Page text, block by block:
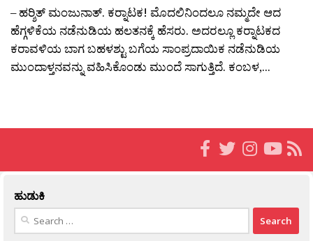
– ಹರ‍್ಶಿತ್ ಮಂಜುನಾತ್. ಕರ‍್ನಾಟಕ! ಮೊದಲಿನಿಂದಲೂ ನಮ್ಮದೇ ಆದ
ಹೆಗ್ಗಳಿಕೆಯ ನಡೆನುಡಿಯ ಹಲತನಕ್ಕೆ ಹೆಸರು. ಅದರಲ್ಲೂ ಕರ‍್ನಾಟಕದ
ಕರಾವಳಿಯ ಬಾಗ ಬಹಳಶ್ಟು ಬಗೆಯ ಸಾಂಪ್ರದಾಯಿಕ ನಡೆನುಡಿಯ
ಮುಂದಾಳ್ತನವನ್ನು ವಹಿಸಿಕೊಂಡು ಮುಂದೆ ಸಾಗುತ್ತಿದೆ. ಕಂಬಳ,...
ಹುಡುಕಿ
Search